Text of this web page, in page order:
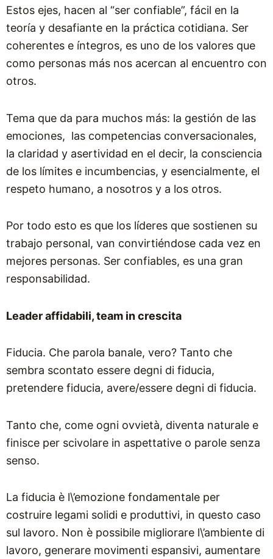
Estos ejes, hacen al “ser confiable”, fácil en la
teoría y desafiante en la práctica cotidiana. Ser
coherentes e íntegros, es uno de los valores que
como personas más nos acercan al encuentro con
otros.
Tema que da para muchos más: la gestión de las
emociones, las competencias conversacionales,
la claridad y asertividad en el decir, la consciencia
de los límites e incumbencias, y esencialmente, el
respeto humano, a nosotros y a los otros.
Por todo esto es que los líderes que sostienen su
trabajo personal, van convirtiéndose cada vez en
mejores personas. Ser confiables, es una gran
responsabilidad.
Leader affidabili, team in crescita
Fiducia. Che parola banale, vero? Tanto che
sembra scontato essere degni di fiducia,
pretendere fiducia, avere/essere degni di fiducia.
Tanto che, come ogni ovvietà, diventa naturale e
finisce per scivolare in aspettative o parole senza
senso.
La fiducia è l\’emozione fondamentale per
costruire legami solidi e produttivi, in questo caso
sul lavoro. Non è possibile migliorare l\’ambiente di
lavoro, generare movimenti espansivi, aumentare